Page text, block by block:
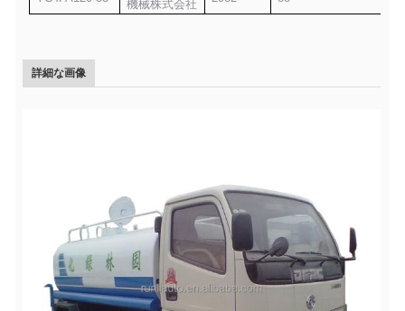
機械株式会社
詳細な画像